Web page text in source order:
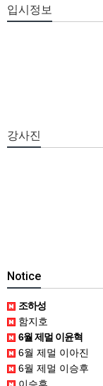
입시정보
강사진
Notice
조하성
함지호
6월 제멀 이윤혁
6월 제멀 이아진
6월 제멀 이승후
이승후